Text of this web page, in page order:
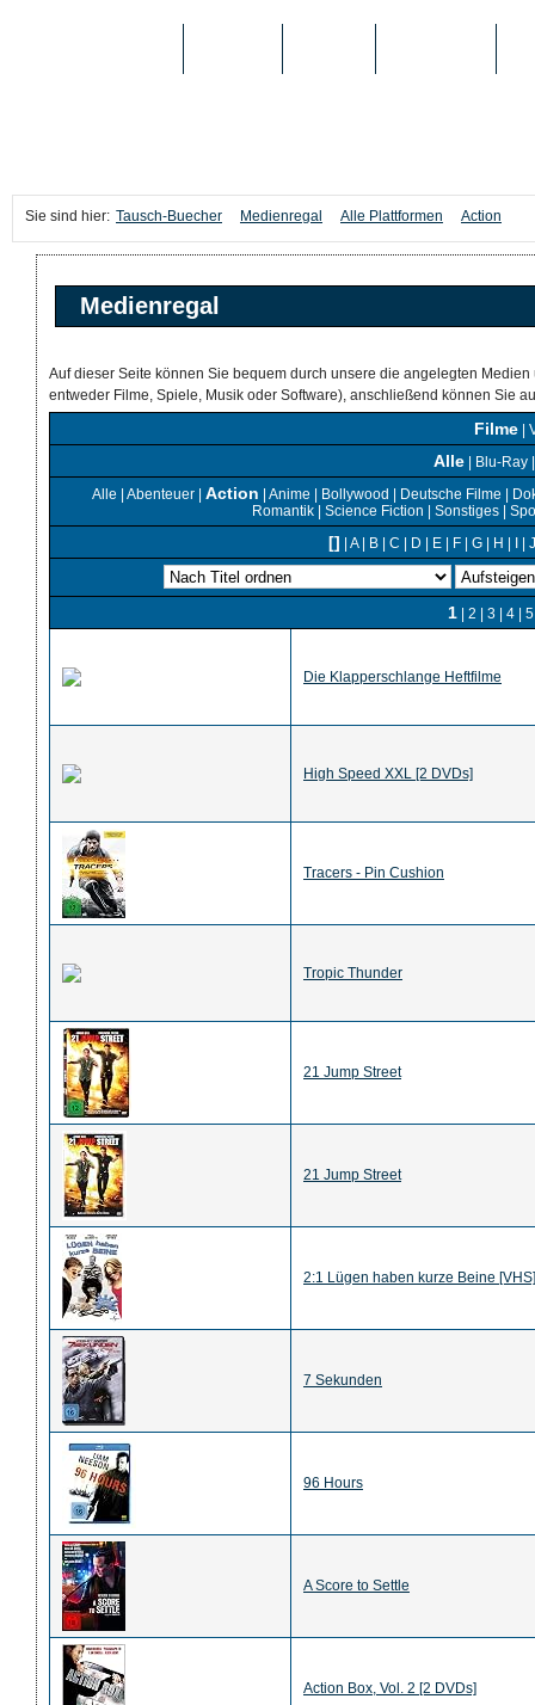
Sie sind hier: Tausch-Buecher Medienregal Alle Plattformen Action
Medienregal
Auf dieser Seite können Sie bequem durch unsere die angelegten
entweder Filme, Spiele, Musik oder Software), anschließend können Sie
Filme|
Alle| Blu-Ray
Alle
Abenteuer Action Anime Bollywood Deutsche Filme
Romantik
Science Fiction Sonstiges
[] A| B| C D E| F| G| H J
1 2 3 4 5
Die Klapperschlange Heftfilme
High Speed XXL [2 DVDs]
Tracers - Pin Cushion
Tropic Thunder
21 Jump Street
21 Jump Street
2:1 Lügen haben kurze Beine [VHS]
7 Sekunden
96 Hours
A Score to Settle
Action Box, Vol. 2 [2 DVDs]